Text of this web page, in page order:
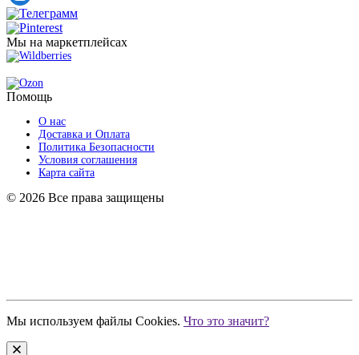
Телеграмм
Pinterest
Мы на маркетплейсах
Wildberries
Ozon
Помощь
О нас
Доставка и Оплата
Политика Безопасности
Условия соглашения
Карта сайта
© 2026 Все права защищены
Мы используем файлы Cookies. Что это значит?